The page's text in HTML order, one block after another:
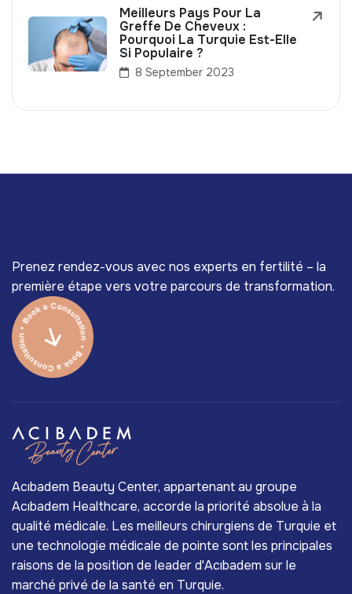
Meilleurs Pays Pour La
Greffe De Cheveux :
Pourquoi La Turquie Est-Elle
Si Populaire ?
8 September 2023
Prenez rendez-vous avec nos experts en fertilité – la
première étape vers votre parcours de transformation.
Acıbadem Beauty Center, appartenant au groupe
Acıbadem Healthcare, accorde la priorité absolue à la
qualité médicale. Les meilleurs chirurgiens de Turquie et
une technologie médicale de pointe sont les principales
raisons de la position de leader d'Acıbadem sur le
marché privé de la santé en Turquie.